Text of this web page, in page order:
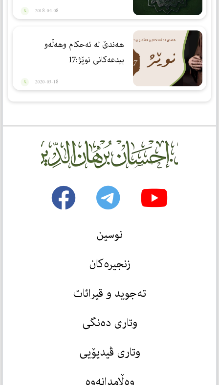
2018-04-08
هەندێ لە ئەحکام وهەڵەو
بیدعەکانی نوێژ:17
2020-03-18
نوسین
زنجیرەکان
تەجوید و قیرائات
وتاری دەنگی
وتاری ڤیدیۆیی
وەڵامدانەوە